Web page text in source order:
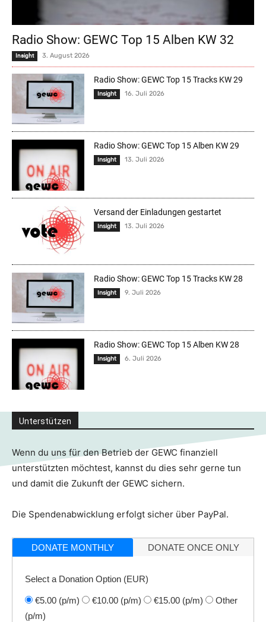
Radio Show: GEWC Top 15 Alben KW 32
Insight 3. August 2026
Radio Show: GEWC Top 15 Tracks KW 29
Insight 16. Juli 2026
Radio Show: GEWC Top 15 Alben KW 29
Insight 13. Juli 2026
Versand der Einladungen gestartet
Insight 13. Juli 2026
Radio Show: GEWC Top 15 Tracks KW 28
Insight 9. Juli 2026
Radio Show: GEWC Top 15 Alben KW 28
Insight 6. Juli 2026
Unterstützen
Wenn du uns für den Betrieb der GEWC finanziell
unterstützten möchtest, kannst du dies sehr gerne tun
und damit die Zukunft der GEWC sichern.
Die Spendenabwicklung erfolgt sicher über PayPal.
DONATE MONTHLY DONATE ONCE ONLY
Select a Donation Option (EUR)
€5.00 (p/m) €10.00 (p/m) €15.00 (p/m)
Other
(p/m)